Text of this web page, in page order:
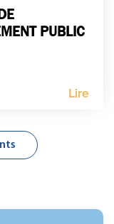
PUBLIC
Lire